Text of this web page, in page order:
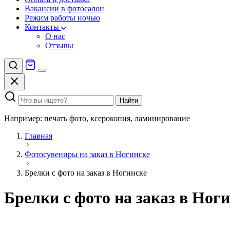
Вакансии в фотосалон
Режим работы ночью
Контакты
О нас
Отзывы
Найти
Например: печать фото, ксерокопия, ламинирование
Главная
Фотосувениры на заказ в Ногинске
Брелки с фото на заказ в Ногинске
Брелки с фото на заказ в